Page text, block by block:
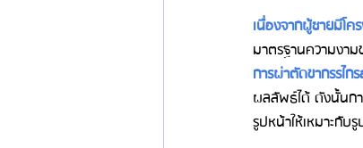
เนื่องจากผู้ชายมีโ
มาตรฐานความงา
การผ่าตัดขากรรไ
ผลลัพธ์ได้ ดังนั้นก
รูปหน้าให้เหมาะกับ